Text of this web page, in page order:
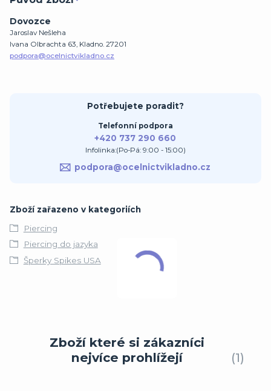
Dovozce
Jaroslav Nešleha
Ivana Olbrachta 63, Kladno. 27201
podpora@ocelnictvikladno.cz
Potřebujete poradit?
Telefonní podpora
+420 737 290 660
Infolinka:(Po-Pá: 9:00 - 15:00)
podpora@ocelnictvikladno.cz
Zboží zařazeno v kategoriích
Piercing
Piercing do jazyka
Šperky Spikes USA
Zboží které si zákazníci
nejvíce prohlížejí
1